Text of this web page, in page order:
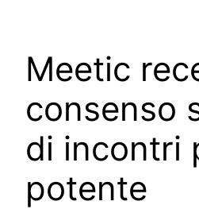
Meetic
consenso
di incontri
potente